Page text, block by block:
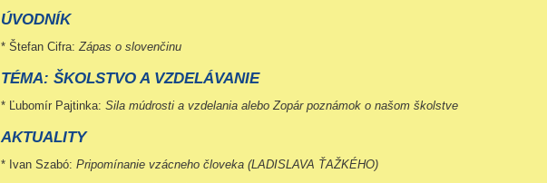
ÚVODNÍK
* Štefan Cifra:Zápas o slovenčinu
TÉMA: ŠKOLSTVO A VZDELÁVANIE
* Ľubomír Pajtinka: Sila múdrosti a vzdelania alebo Zopár poznámok o našom školstve
AKTUALITY
* Ivan Szabó: Pripomínanie vzácneho človeka (LADISLAVA ŤAŽKÉHO)